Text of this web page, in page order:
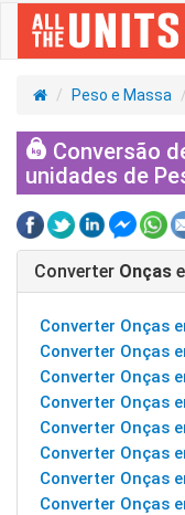
Peso e Massa
Conversão
unidades de
Converter Onças
Converter Onças
Converter Onças
Converter Onças
Converter Onças
Converter Onças
Converter Onças
Converter Onças
Converter Onças